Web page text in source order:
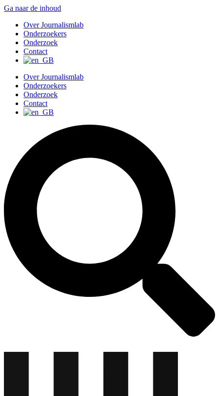
Ga naar de inhoud
Over Journalismlab
Onderzoekers
Onderzoek
Contact
Over Journalismlab
Onderzoekers
Onderzoek
Contact